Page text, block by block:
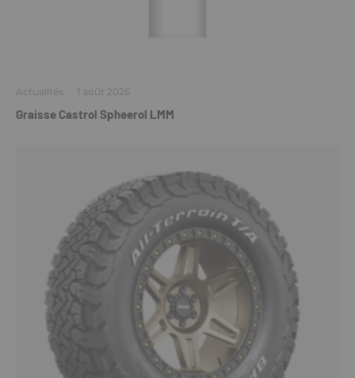
Actualités · 1 août 2026
Graisse Castrol Spheerol LMM